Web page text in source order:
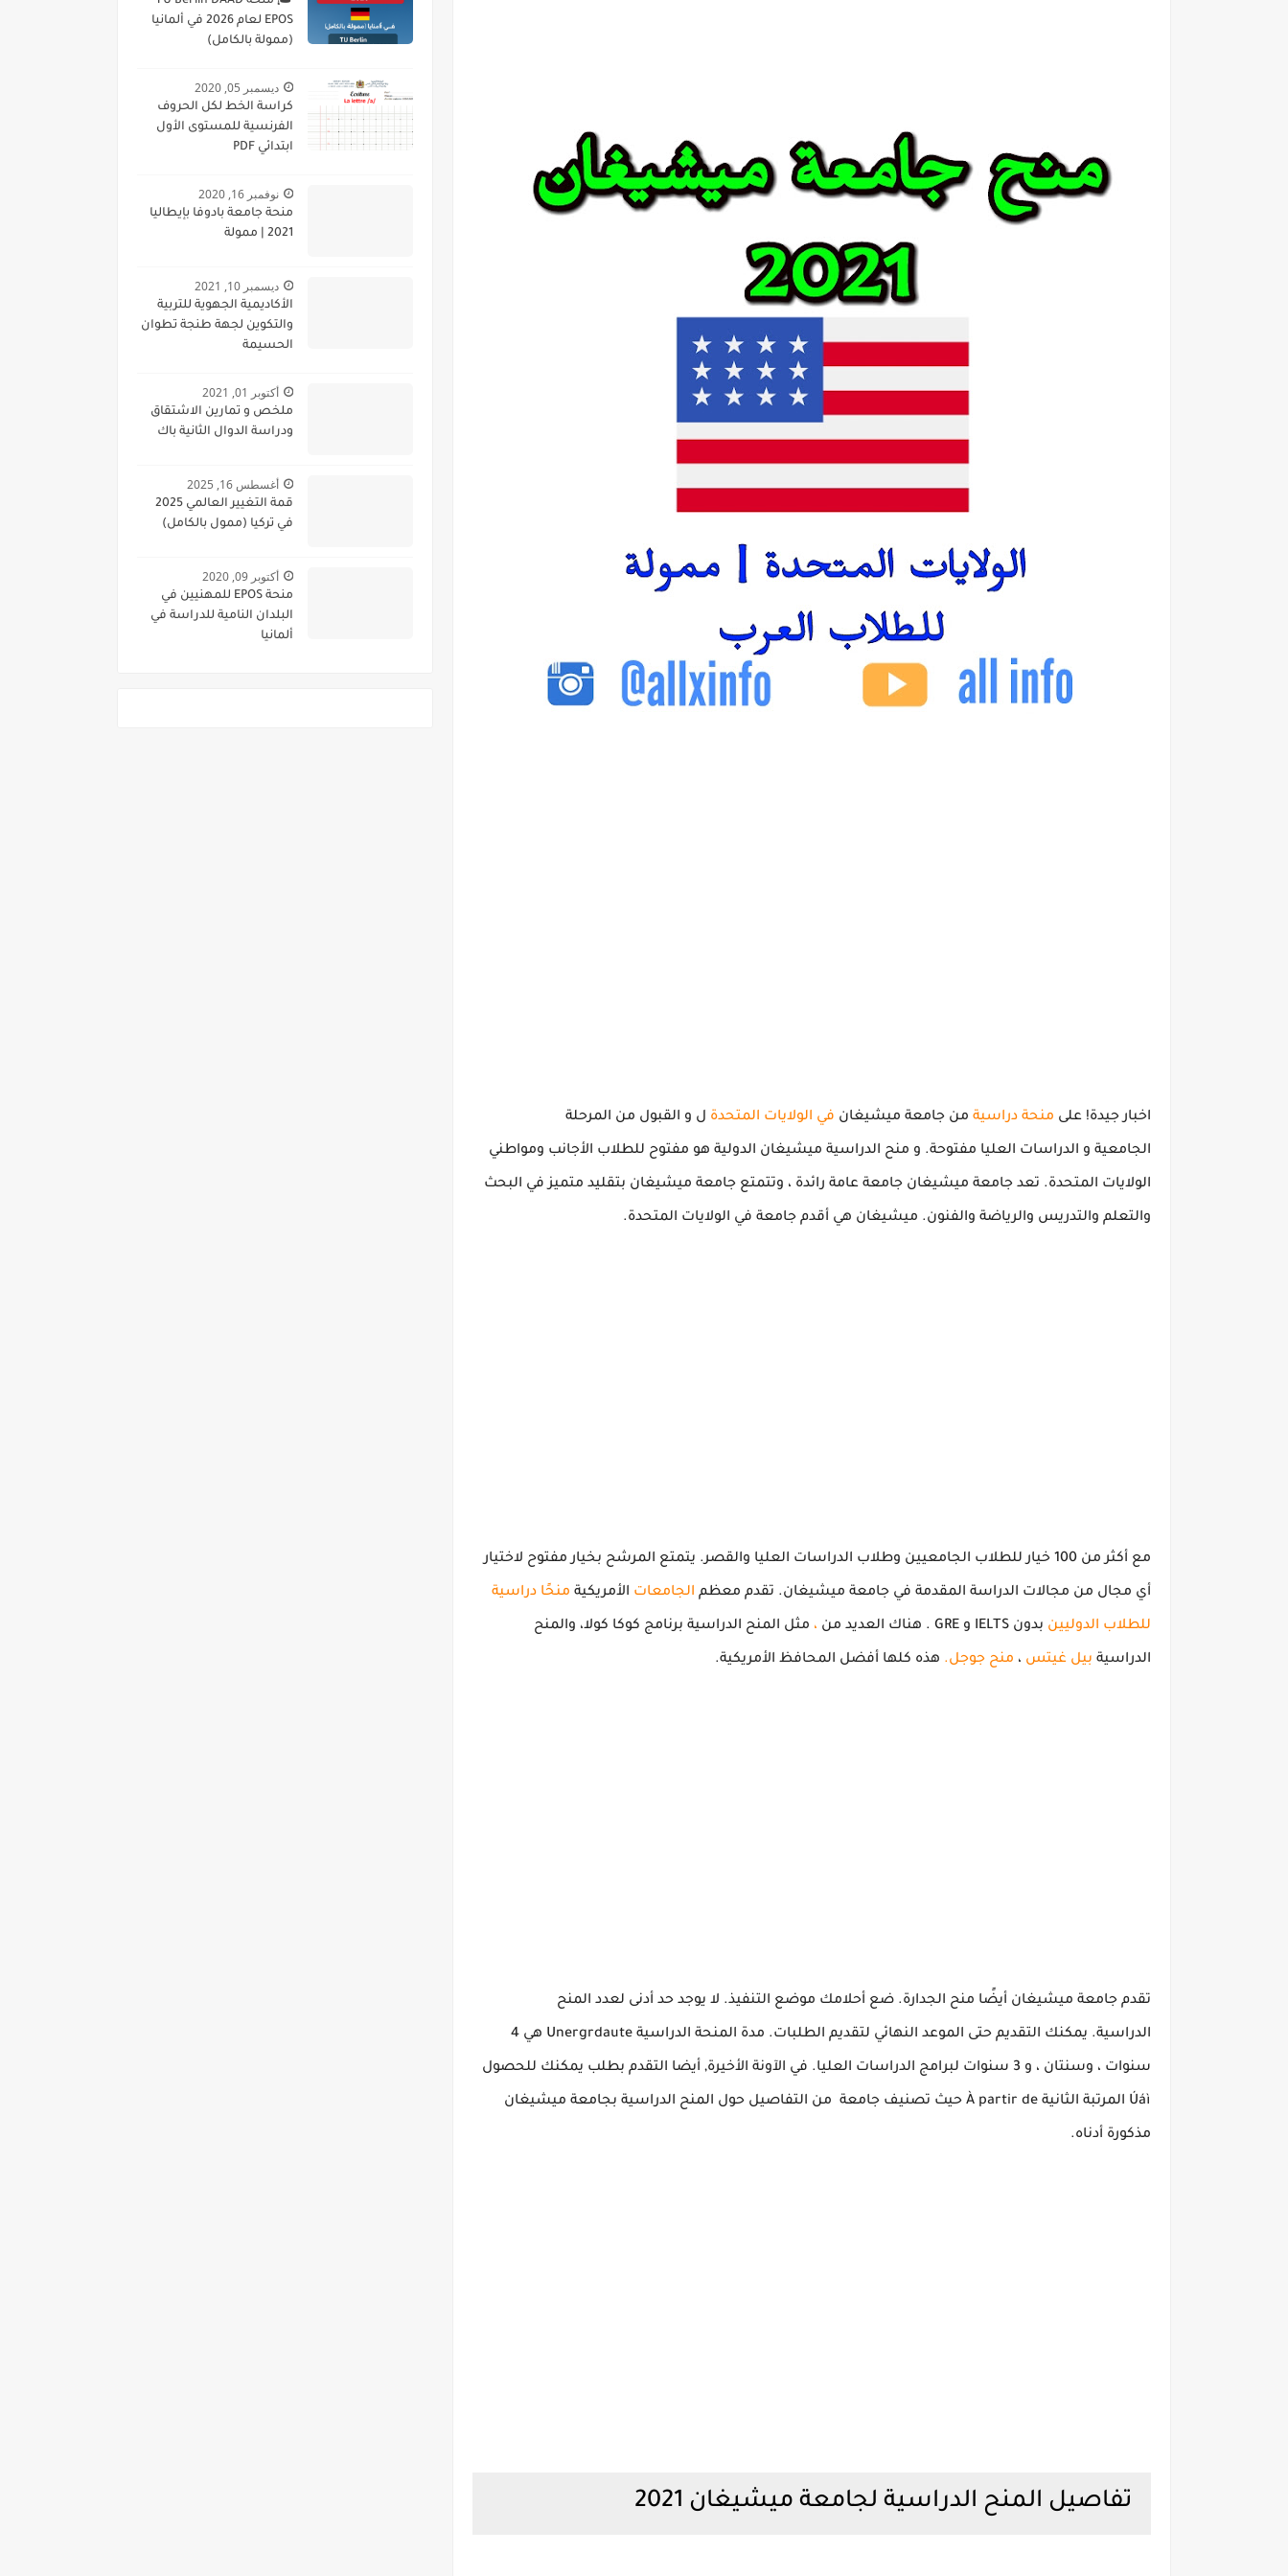
اخبار جيدة! على منحة دراسية من جامعة ميشيغان في الولايات المتحدة ل و القبول من المرحلة
الجامعية و الدراسات العليا مفتوحة. و منح الدراسية ميشيغان الدولية هو مفتوح للطلاب الأجانب ومواطني
الولايات المتحدة. تعد جامعة ميشيغان جامعة عامة رائدة ، وتتمتع جامعة ميشيغان بتقليد متميز في البحث
والتعلم والتدريس والرياضة والفنون. ميشيغان هي أقدم جامعة في الولايات المتحدة.
مع أكثر من 100 خيار للطلاب الجامعيين وطلاب الدراسات العليا والقصر. يتمتع المرشح بخيار مفتوح لاختيار
أي مجال من مجالات الدراسة المقدمة في جامعة ميشيغان. تقدم معظم الجامعات الأمريكية منحًا دراسية
للطلاب الدوليين بدون IELTS و GRE . هناك العديد من ، مثل المنح الدراسية برنامج كوكا كولا، والمنح
الدراسية بيل غيتس ، منح جوجل. هذه كلها أفضل المحافظ الأمريكية.
تقدم جامعة ميشيغان أيضًا منح الجدارة. ضع أحلامك موضع التنفيذ. لا يوجد حد أدنى لعدد المنح
الدراسية. يمكنك التقديم حتى الموعد النهائي لتقديم الطلبات. مدة المنحة الدراسية Unergrdaute هي 4
سنوات ، وسنتان ، و 3 سنوات لبرامج الدراسات العليا. في الآونة الأخيرة, أيضا التقدم بطلب يمكنك للحصول
Úáì المرتبة الثانية À partir de حيث تصنيف جامعة من التفاصيل حول المنح الدراسية بجامعة ميشيغان
مذكورة أدناه.
تفاصيل المنح الدراسية لجامعة ميشيغان 2021
EPOS لعام 2026 في ألمانيا
(ممولة بالكامل)
ديسمبر 05, 2020
كراسة الخط لكل الحروف
الفرنسية للمستوى الأول
ابتدائي PDF
نوفمبر 16, 2020
منحة جامعة بادوفا بإيطاليا
2021 | ممولة
ديسمبر 10, 2021
الأكاديمية الجهوية للتربية
والتكوين لجهة طنجة تطوان
الحسيمة
أكتوبر 01, 2021
ملخص و تمارين الاشتقاق
ودراسة الدوال الثانية باك
أغسطس 16, 2025
قمة التغيير العالمي 2025
في تركيا (ممول بالكامل)
أكتوبر 09, 2020
منحة EPOS للمهنيين في
البلدان النامية للدراسة في
ألمانيا